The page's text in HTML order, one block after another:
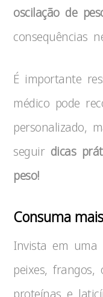
oscilação de
consequências
É importante
médico pode
personalizado,
seguir dicas
peso!
Consuma
Invista em uma
peixes, frangos,
proteínas e